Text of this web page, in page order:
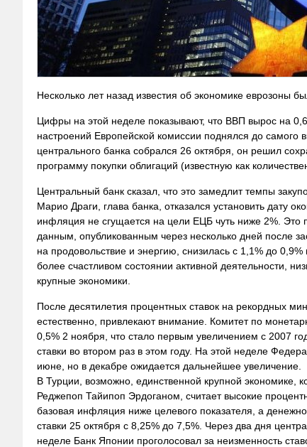
Несколько лет назад известия об экономике еврозоны
Цифры на этой неделе показывают, что ВВП вырос на
настроений Европейской комиссии поднялся до самого
центрального банка собрался 26 октября, он решил
программу покупки облигаций (известную как
Центральный банк сказал, что это замедлит темпы
Марио Драги, глава банка, отказался установить дату
инфляция не сгущается на цели ЕЦБ чуть ниже 2%. Это
данным, опубликованным через несколько дней после
на продовольствие и энергию, снизилась с 1,1% до
более счастливом состоянии активной деятельности,
крупные экономики.
После десятилетия процентных ставок на рекордных
естественно, привлекают внимание. Комитет по
0,5% 2 ноября, что стало первым увеличением с 2007
ставки во втором раз в этом году. На этой неделе
июне, но в декабре ожидается дальнейшее увеличение.
В Турции, возможно, единственной крупной экономике,
Реджепоп Тайипоп Эрдоганом, считает высокие
базовая инфляция ниже целевого показателя, а
ставки 25 октября с 8,25% до 7,5%. Через два дня
неделе Банк Японии проголосовал за неизменность